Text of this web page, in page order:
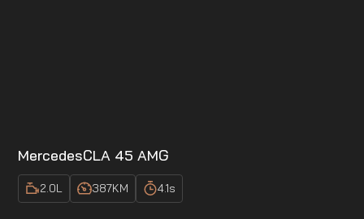
MercedesCLA 45 AMG
2.0L 387KM 4.1s